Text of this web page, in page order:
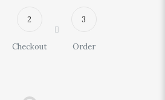
2
Checkout
3
Order